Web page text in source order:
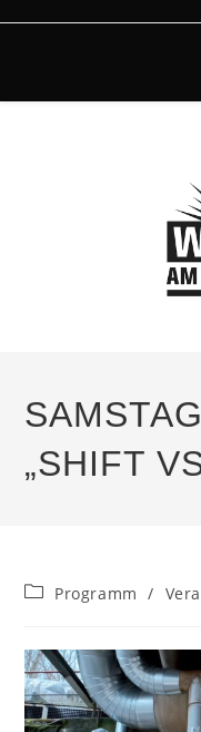
„SHIFT
Beitrags-
Programm /